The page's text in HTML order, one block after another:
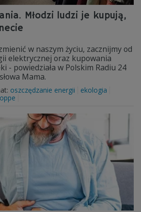
Młodzi ludzi je kupują,
w naszym życiu, zacznijmy od
elektrycznej oraz kupowania
- powiedziała w Polskim Radiu 24
Mama.
oszczędzanie energii
ekologia